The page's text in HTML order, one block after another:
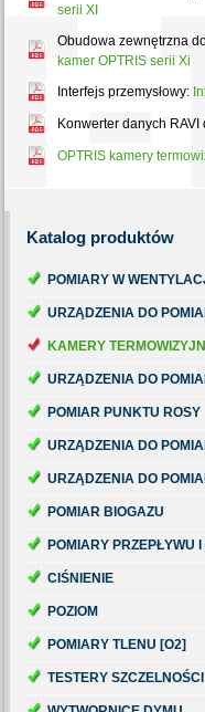
serii XI
Obudowa zewnętrzna
kamer OPTRIS serii Xi
Interfejs przemysłowy:
Konwerter danych RAVI
OPTRIS kamery
Katalog produktów
POMIARY W
URZĄDZENIA DO
KAMERY
URZĄDZENIA DO
POMIAR PUNKTU ROSY
URZĄDZENIA DO
URZĄDZENIA DO
POMIAR BIOGAZU
POMIARY PRZEPŁYWU
CIŚNIENIE
POZIOM
POMIARY TLENU [O2]
TESTERY SZCZELNOŚCI